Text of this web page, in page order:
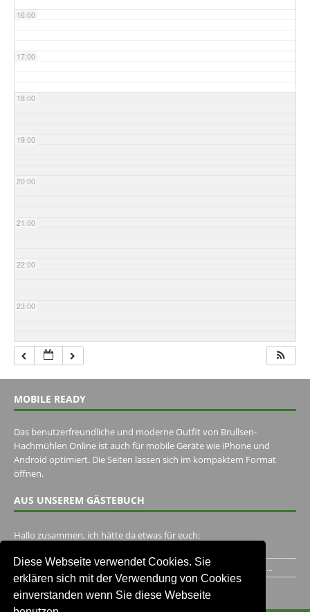
Diese Webseite verwendet Cookies. Sie
erklären sich mit der Verwendung von Cookies
einverstanden wenn Sie diese Webseite
16:00
17:00
18:00
19:00
20:00
21:00
22:00
23:00
MOBILE READY
Das benutzerfreundliche und moderne Outfit von Brullsen-
Hachmühlen Online ist auch für mobile Geräte wie iPhone und
Android optimiert. Die Seiten lassen sich im kompaktem Format
öffnen.
AUS UNSEREM GÄSTEBUCH
Hallo zusammen, ich hätte da etwas für euch:
Ich habe ein Jahr im Gasthaus Hugo Pape verbracht..Habe ihn...
Unser Gästebuch besuchen